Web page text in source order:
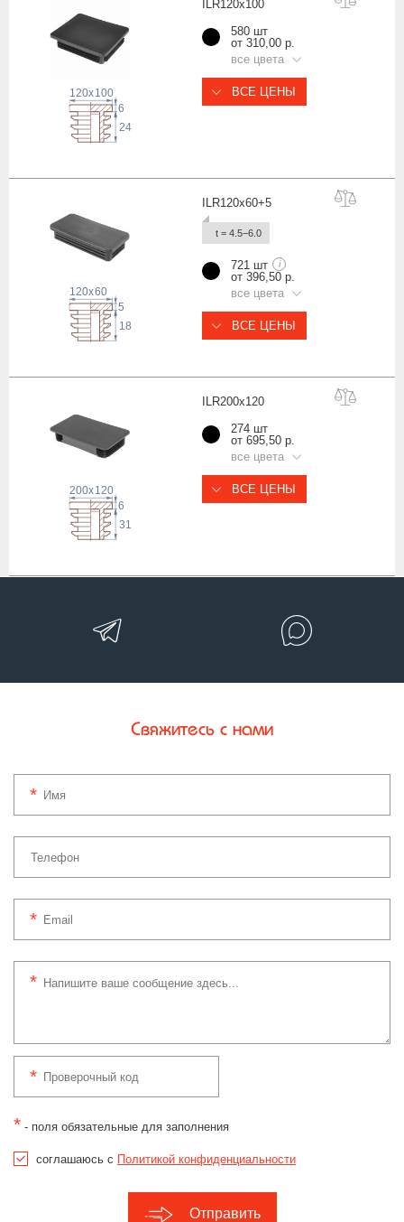
ILR120x100
6
24
100
x
120
580 шт
от 310,00 р.
все цвета
ВСЕ ЦЕНЫ
ILR120x60+5
t = 4.5−6.0
5
18
60
x
120
721 шт i
от 396,50 р.
все цвета
ВСЕ ЦЕНЫ
ILR200x120
6
31
120
x
200
274 шт
от 695,50 р.
все цвета
ВСЕ ЦЕНЫ
Свяжитесь с нами
* - поля обязательные для заполнения
соглашаюсь с Политикой конфиденциальности
Отправить